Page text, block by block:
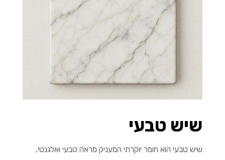
שיש טבעי
שיש טבעי הוא חומר יוקרתי המעניק מראה טבעי ואלגנטי,